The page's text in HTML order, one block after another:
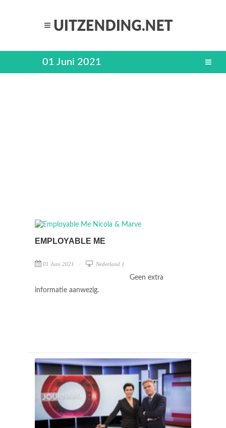
01 Juni 2021
EMPLOYABLE ME
01 Juni 2021 Nederland 1
Geen extra
informatie aanwezig.